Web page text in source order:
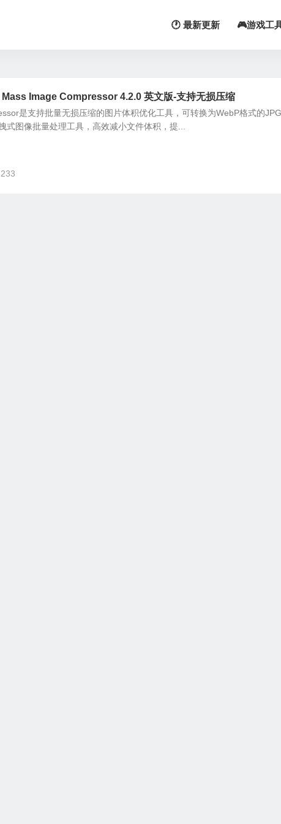
🕐 最新更新 🎮游戏工
Image Compressor 4.2.0 英文版-支持无损压缩
是支持批量无损压缩的图片体积优化工具，可转换为WebP格式的
式图像批量处理工具，高效减小文件体积，提...
233